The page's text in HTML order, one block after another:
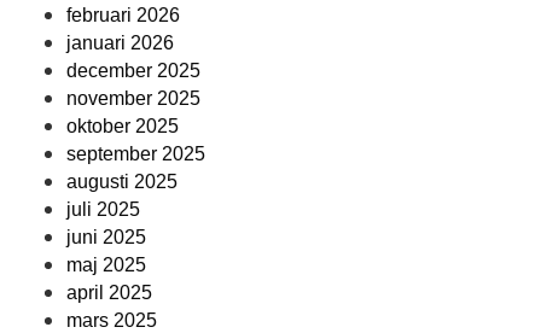
februari 2026
januari 2026
december 2025
november 2025
oktober 2025
september 2025
augusti 2025
juli 2025
juni 2025
maj 2025
april 2025
mars 2025